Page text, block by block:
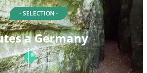
- SELECTION -
a Germany